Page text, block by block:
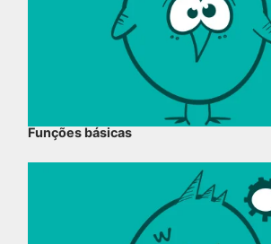
Funções básicas